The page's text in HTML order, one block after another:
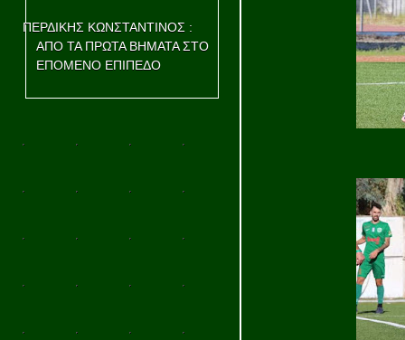
ΠΕΡΔΙΚΗΣ ΚΩΝΣΤΑΝΤΙΝΟΣ :
ΑΠΟ ΤΑ ΠΡΩΤΑ ΒΗΜΑΤΑ ΣΤΟ
ΕΠΟΜΕΝΟ ΕΠΙΠΕΔΟ